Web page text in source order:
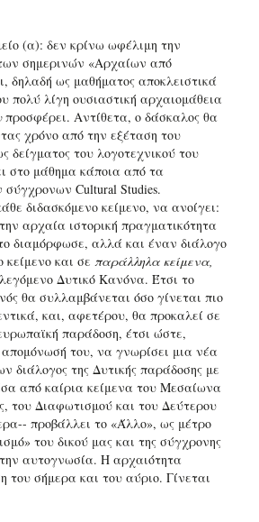
(α): δεν κρίνω ωφέλιμη την
σημερινών «Αρχαίων από
δηλαδή ως μαθήματος αποκλειστικά
πολύ λίγη ουσιαστική αρχαιομάθεια
προσφέρει. Αντίθετα, ο δάσκαλος θα
χρόνο από την εξέταση του
δείγματος του λογοτεχνικού του
στο μάθημα κάποια από τα
σύγχρονων Cultural Studies.
διδασκόμενο κείμενο, να ανοίγει:
αρχαία ιστορική πραγματικότητα
διαμόρφωσε, αλλά και έναν διάλογο
και σε παράλληλα κείμενα,
Δυτικό Κανόνα. Έτσι το
θα συλλαμβάνεται όσο γίνεται πιο
και, αφετέρου, θα προκαλεί σε
παράδοση, έτσι ώστε,
του, να γνωρίσει μια νέα
διάλογος της Δυτικής παράδοσης με
από καίρια κείμενα του Μεσαίωνα
του Διαφωτισμού και του Δεύτερου
προβάλλει το «Άλλο», ως μέτρο
του δικού μας και της σύγχρονης
αυτογνωσία. Η αρχαιότητα
του σήμερα και του αύριο. Γίνεται